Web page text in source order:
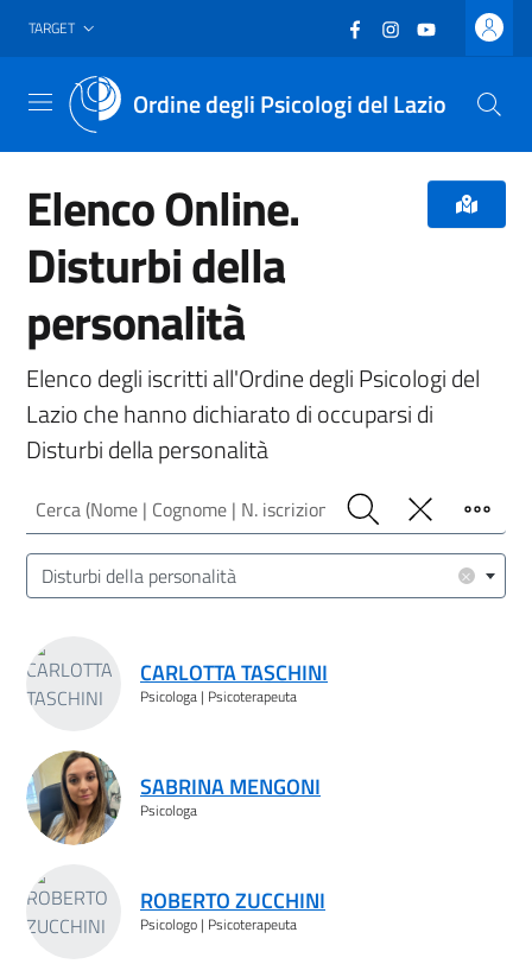
Vai al header
Vai al contenuto principale
Vai al footer
TARGET Facebook
(nuova scheda -
Instagram
(nuova scheda
YouTube
(nuova
Ordine degli Psicologi del Lazio
Menu
Elenco Online.
Disturbi della
personalità
Elenco degli iscritti all'Ordine degli Psicologi del
Lazio che hanno dichiarato di occuparsi di
Disturbi della personalità
Cerca (Nome | Cognome | N. iscrizione)
Cerca PulisciFiltro
Area/Target (Area Intervento | Target Utenza)
×
Disturbi della personalità
CARLOTTA TASCHINI
Psicologa | Psicoterapeuta
SABRINA MENGONI
Psicologa
ROBERTO ZUCCHINI
Psicologo | Psicoterapeuta